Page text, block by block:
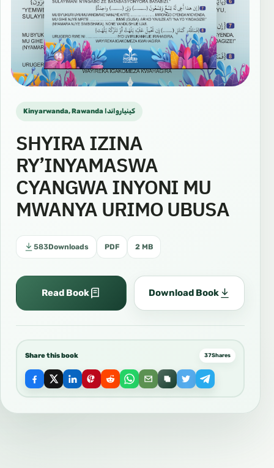
Kinyarwanda, Rawanda كينيارواندا
SHYIRA IZINA
RY’INYAMASWA
CYANGWA INYONI MU
MWANYA URIMO UBUSA
583Downloads PDF 2 MB
Read Book Download Book
Share this book 37Shares